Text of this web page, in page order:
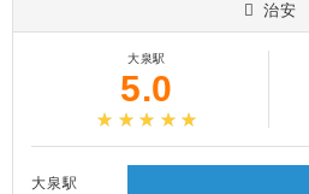
治安
大泉駅
5.0
大泉駅